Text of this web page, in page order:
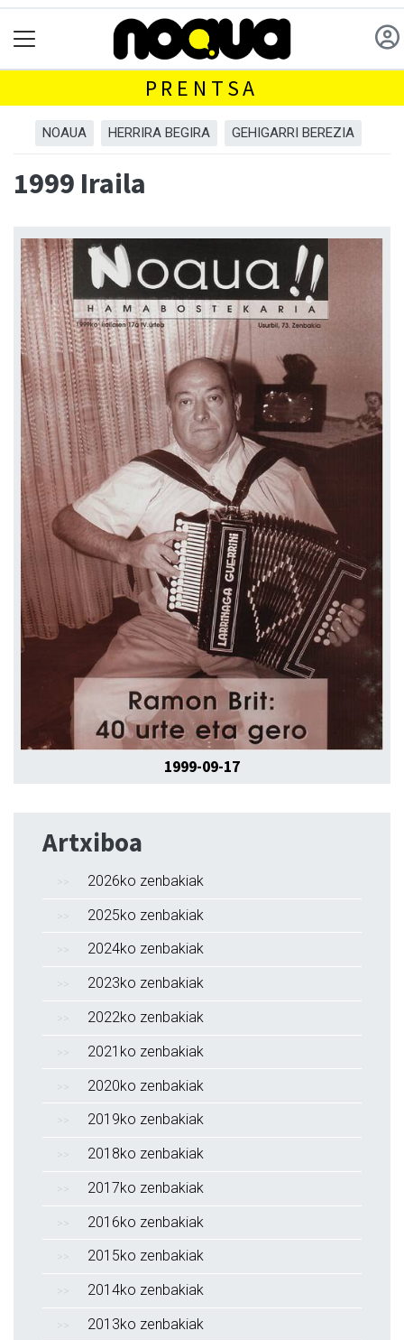
PRENTSA
NOAUA HERRIRA BEGIRA GEHIGARRI BEREZIA
1999 Iraila
1999-09-17
Artxiboa
2026ko zenbakiak
2025ko zenbakiak
2024ko zenbakiak
2023ko zenbakiak
2022ko zenbakiak
2021ko zenbakiak
2020ko zenbakiak
2019ko zenbakiak
2018ko zenbakiak
2017ko zenbakiak
2016ko zenbakiak
2015ko zenbakiak
2014ko zenbakiak
2013ko zenbakiak